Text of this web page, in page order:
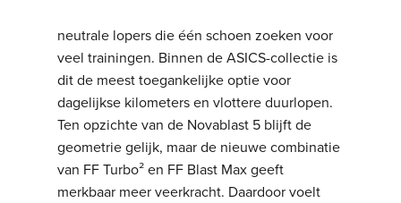
neutrale lopers die één schoen zoeken voor
veel trainingen. Binnen de ASICS-collectie is
dit de meest toegankelijke optie voor
dagelijkse kilometers en vlottere duurlopen.
Ten opzichte van de Novablast 5 blijft de
geometrie gelijk, maar de nieuwe combinatie
van FF Turbo² en FF Blast Max geeft
merkbaar meer veerkracht. Daardoor voelt